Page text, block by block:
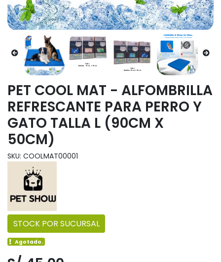
PET COOL MAT - ALFOMBRILLA
REFRESCANTE PARA PERRO Y
GATO TALLA L (90CM X
50CM)
SKU: COOLMAT00001
STOCK POR SUCURSAL
Agotado.